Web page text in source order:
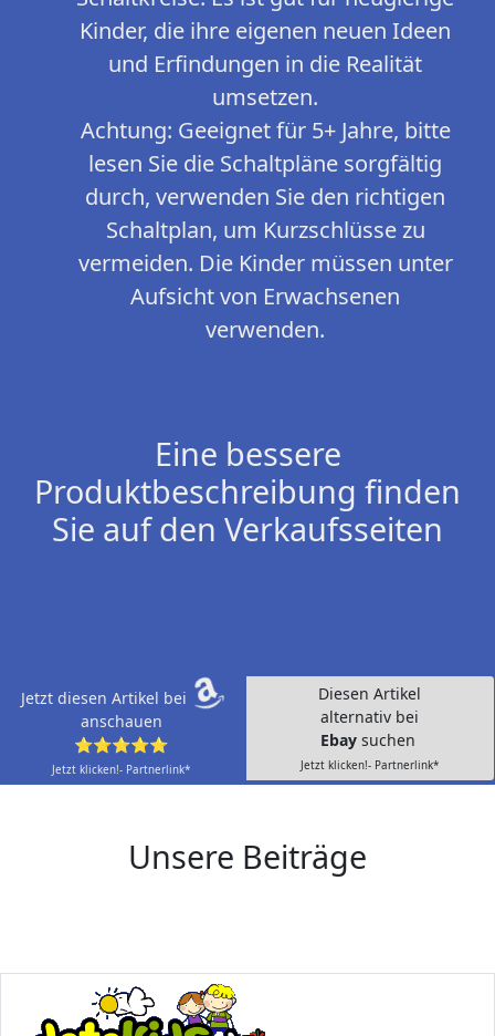
Kinder, die ihre eigenen neuen Ideen
und Erfindungen in die Realität
umsetzen.
Achtung: Geeignet für 5+ Jahre, bitte
lesen Sie die Schaltpläne sorgfältig
durch, verwenden Sie den richtigen
Schaltplan, um Kurzschlüsse zu
vermeiden. Die Kinder müssen unter
Aufsicht von Erwachsenen
verwenden.
Eine bessere
Produktbeschreibung finden
Sie auf den Verkaufsseiten
Jetzt diesen Artikel bei
anschauen
⭐⭐⭐⭐⭐
Jetzt klicken!- Partnerlink*
Diesen Artikel
alternativ bei
Ebay suchen
Jetzt klicken!- Partnerlink*
Unsere Beiträge